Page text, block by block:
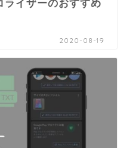
イザーのおすすめ
2020-08-19